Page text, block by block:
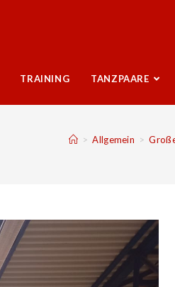
TRAINING TANZPAARE
> Allgemein >